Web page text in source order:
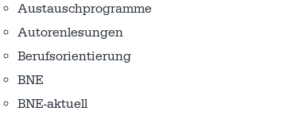
Austausch­programme
Autorenlesungen
Berufsorientierung
BNE
BNE-aktuell